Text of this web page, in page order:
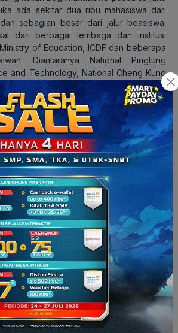
ada sekitar dua ribu mahasiswa dari
sebagian besar dari jalur beasiswa.
dari berbagai lembaga dan institusi
of Education, ICDF dan beberapa
Diantaranya National Pingtung
and Technology, National Cheng Kung
University, dan National Pingtung
and Technology.
ini menyediakan biaya hidup, kuliah dan
technologydanhospitality servicesenilai
perbulan. Rata-rata biaya kuliah
di Taiwan yaitu US$ 3.000-an
46 juta. Kemudian rata-rata biaya
US$ 4.900-an sekitar 70-an juta
ragu untukbelajar ke luar negeri
merasa persiapannya belum matang,
pakai
ruangbelajar
. Fitur-fitur
lengkap, bisa bikin kamu lebih mudah
dengan maksimal!